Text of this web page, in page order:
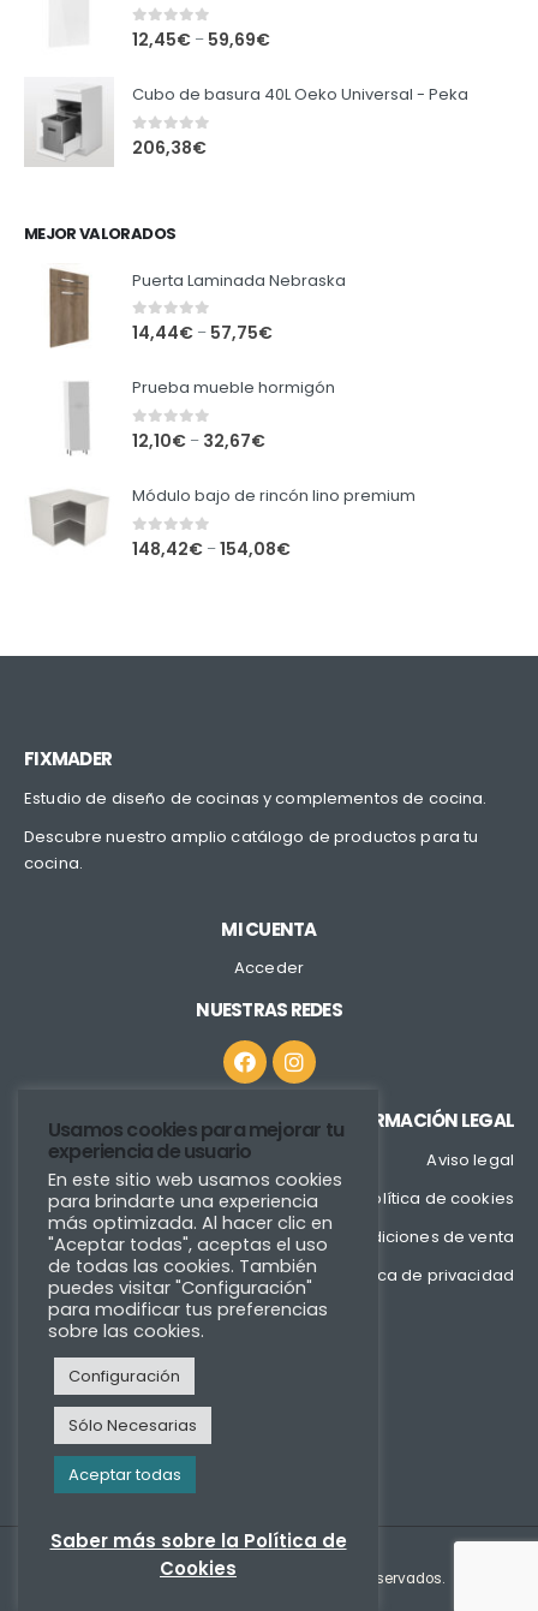
0out of 5
12,45€ – 59,69€
Cubo de basura 40L Oeko Universal - Peka
0out of 5
206,38€
MEJOR VALORADOS
Puerta Laminada Nebraska
0 out of 5
14,44€ – 57,75€
Prueba mueble hormigón
0out of 5
12,10€ – 32,67€
Módulo bajo de rincón lino premium
0 out of 5
148,42€ –154,08€
FIXMADER
Estudio de diseño de cocinas y complementos de cocina.
Descubre nuestro amplio catálogo de productos para tu
cocina.
MI CUENTA
Acceder
NUESTRAS REDES
INFORMACIÓN LEGAL
Aviso legal
Política de cookies
Condiciones de venta
Política de privacidad
Copyright © Fixmader 2022. Todos los derechos reservados.
Usamos cookies para mejorar tu
experiencia de usuario
En este sitio web usamos cookies
para brindarte una experiencia
más optimizada. Al hacer clic en
"Aceptar todas", aceptas el uso
de todas las cookies. También
puedes visitar "Configuración"
para modificar tus preferencias
sobre las cookies.
Configuración
Sólo Necesarias
Aceptar todas
Saber más sobre la Política de
Cookies